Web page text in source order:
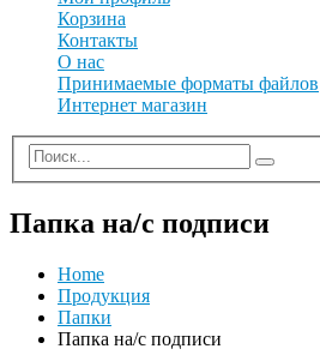
Корзина
Контакты
О нас
Принимаемые форматы файлов
Интернет магазин
Папка на/с подписи
Home
Продукция
Папки
Папка на/с подписи